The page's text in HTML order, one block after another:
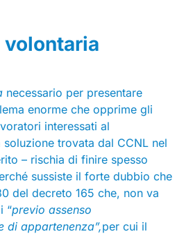
necessario per presentare
enorme che opprime gli
interessati al
trovata dal CCNL nel
– rischia di finire spesso
sussiste il forte dubbio che
del decreto 165 che, non va
“previo assenso
di appartenenza”,per cui il